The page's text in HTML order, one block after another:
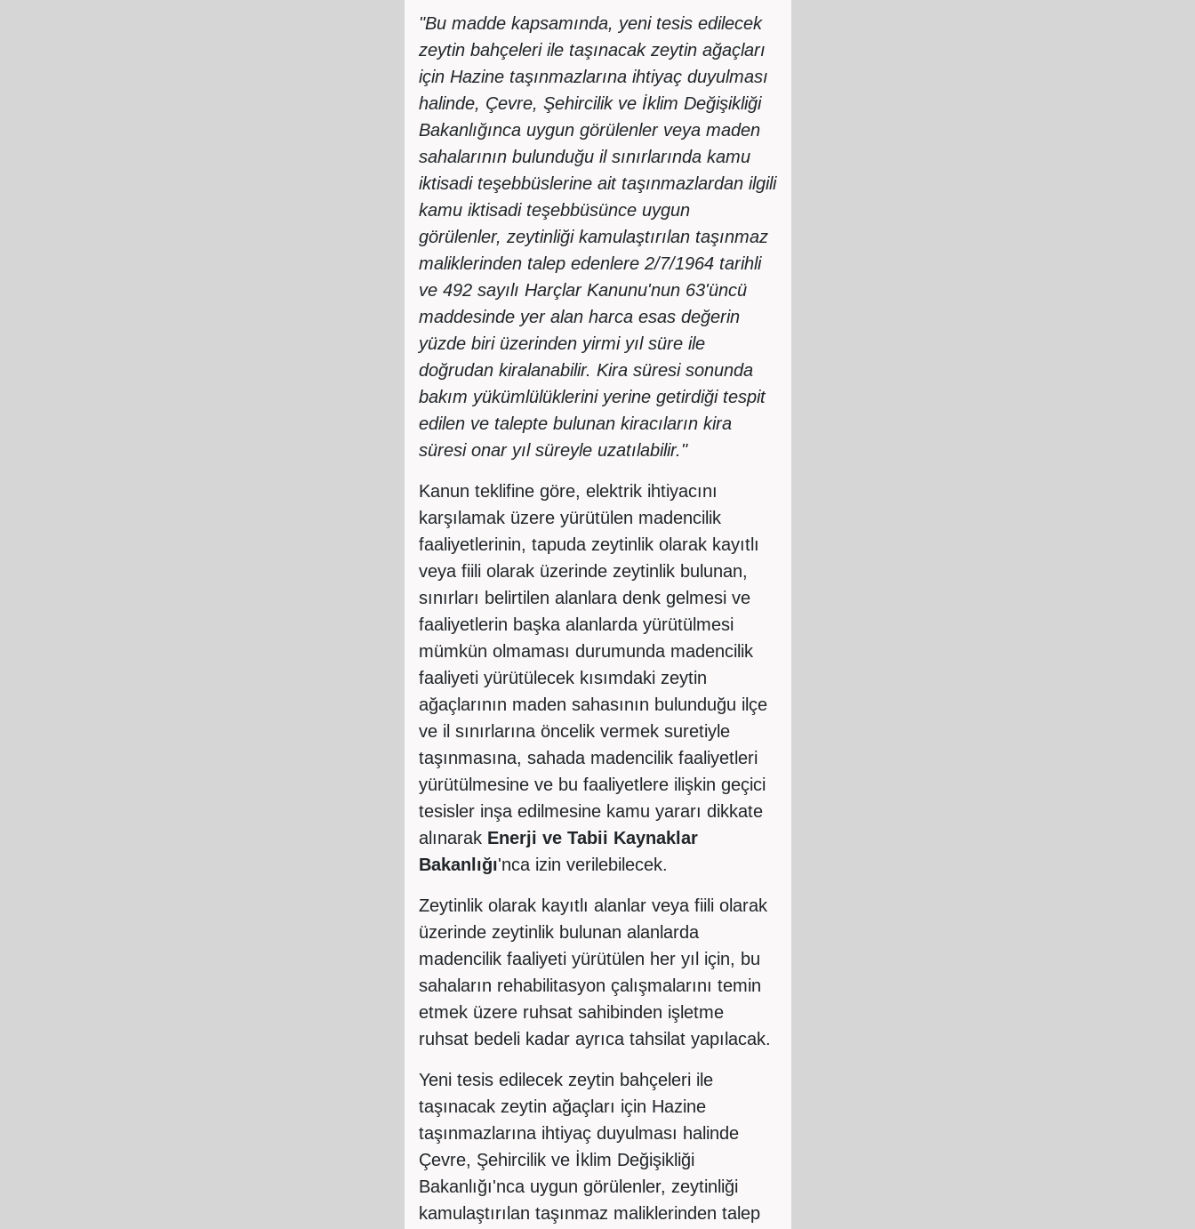
"Bu madde kapsamında, yeni tesis edilecek
zeytin bahçeleri ile taşınacak zeytin ağaçları
için Hazine taşınmazlarına ihtiyaç duyulması
halinde, Çevre, Şehircilik ve İklim Değişikliği
Bakanlığınca uygun görülenler veya maden
sahalarının bulunduğu il sınırlarında kamu
iktisadi teşebbüslerine ait taşınmazlardan ilgili
kamu iktisadi teşebbüsünce uygun
görülenler, zeytinliği kamulaştırılan taşınmaz
maliklerinden talep edenlere 2/7/1964 tarihli
ve 492 sayılı Harçlar Kanunu'nun 63'üncü
maddesinde yer alan harca esas değerin
yüzde biri üzerinden yirmi yıl süre ile
doğrudan kiralanabilir. Kira süresi sonunda
bakım yükümlülüklerini yerine getirdiği tespit
edilen ve talepte bulunan kiracıların kira
süresi onar yıl süreyle uzatılabilir."
Kanun teklifine göre, elektrik ihtiyacını
karşılamak üzere yürütülen madencilik
faaliyetlerinin, tapuda zeytinlik olarak kayıtlı
veya fiili olarak üzerinde zeytinlik bulunan,
sınırları belirtilen alanlara denk gelmesi ve
faaliyetlerin başka alanlarda yürütülmesi
mümkün olmaması durumunda madencilik
faaliyeti yürütülecek kısımdaki zeytin
ağaçlarının maden sahasının bulunduğu ilçe
ve il sınırlarına öncelik vermek suretiyle
taşınmasına, sahada madencilik faaliyetleri
yürütülmesine ve bu faaliyetlere ilişkin geçici
tesisler inşa edilmesine kamu yararı dikkate
alınarakEnerji ve Tabii Kaynaklar
Bakanlığı'nca izin verilebilecek.
Zeytinlik olarak kayıtlı alanlar veya fiili olarak
üzerinde zeytinlik bulunan alanlarda
madencilik faaliyeti yürütülen her yıl için, bu
sahaların rehabilitasyon çalışmalarını temin
etmek üzere ruhsat sahibinden işletme
ruhsat bedeli kadar ayrıca tahsilat yapılacak.
Yeni tesis edilecek zeytin bahçeleri ile
taşınacak zeytin ağaçları için Hazine
taşınmazlarına ihtiyaç duyulması halinde
Çevre, Şehircilik ve İklim Değişikliği
Bakanlığı'nca uygun görülenler, zeytinliği
kamulaştırılan taşınmaz maliklerinden talep